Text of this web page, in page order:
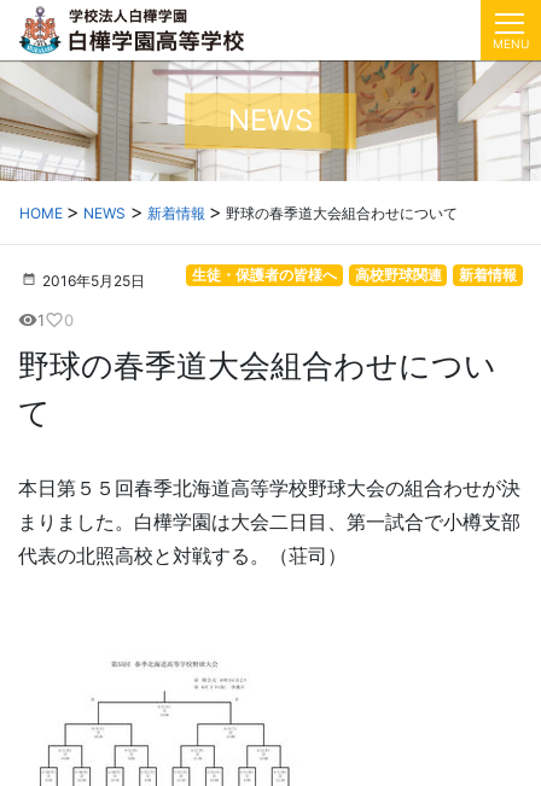
MENU
NEWS
HOME NEWS 新着情報 野球の春季道大会組合わせについて
2016年5月25日 新着情報
高校野球関連
生徒・保護者の皆様へ
visibility1favorite_border0
野球の春季道大会組合わせについ
て
本日第５５回春季北海道高等学校野球大会の組合わせが決
まりました。白樺学園は大会二日目、第一試合で小樽支部
代表の北照高校と対戦する。（荘司）